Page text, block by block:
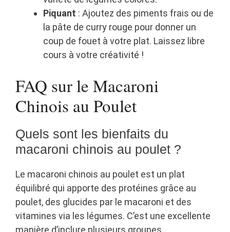
Piquant : Ajoutez des piments frais ou de
la pâte de curry rouge pour donner un
coup de fouet à votre plat. Laissez libre
cours à votre créativité !
FAQ sur le Macaroni
Chinois au Poulet
Quels sont les bienfaits du
macaroni chinois au poulet ?
Le macaroni chinois au poulet est un plat
équilibré qui apporte des protéines grâce au
poulet, des glucides par le macaroni et des
vitamines via les légumes. C’est une excellente
manière d’inclure plusieurs groupes